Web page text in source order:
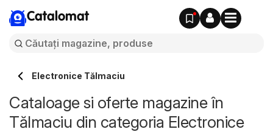
Catalomat
Electronice Tălmaciu
Cataloage si oferte magazine în
Tălmaciu din categoria Electronice